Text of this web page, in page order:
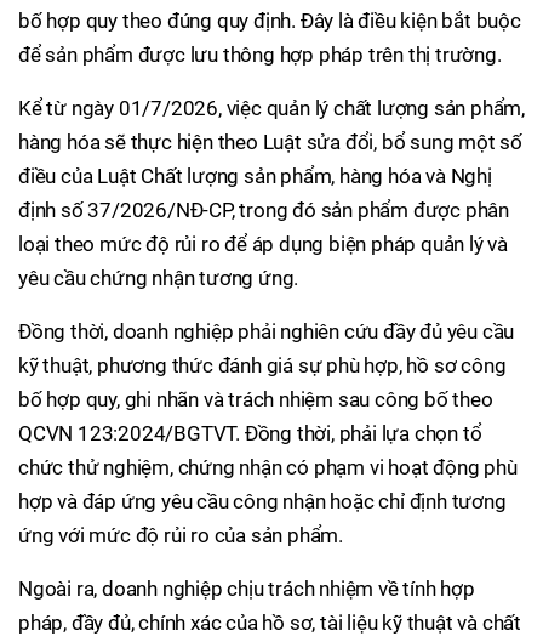
bố hợp quy theo đúng quy định. Đây là điều kiện bắt buộc
để sản phẩm được lưu thông hợp pháp trên thị trường.
Kể từ ngày 01/7/2026, việc quản lý chất lượng sản phẩm,
hàng hóa sẽ thực hiện theo Luật sửa đổi, bổ sung một số
điều của Luật Chất lượng sản phẩm, hàng hóa và Nghị
định số 37/2026/NĐ-CP, trong đó sản phẩm được phân
loại theo mức độ rủi ro để áp dụng biện pháp quản lý và
yêu cầu chứng nhận tương ứng.
Đồng thời, doanh nghiệp phải nghiên cứu đầy đủ yêu cầu
kỹ thuật, phương thức đánh giá sự phù hợp, hồ sơ công
bố hợp quy, ghi nhãn và trách nhiệm sau công bố theo
QCVN 123:2024/BGTVT. Đồng thời, phải lựa chọn tổ
chức thử nghiệm, chứng nhận có phạm vi hoạt động phù
hợp và đáp ứng yêu cầu công nhận hoặc chỉ định tương
ứng với mức độ rủi ro của sản phẩm.
Ngoài ra, doanh nghiệp chịu trách nhiệm về tính hợp
pháp, đầy đủ, chính xác của hồ sơ, tài liệu kỹ thuật và chất